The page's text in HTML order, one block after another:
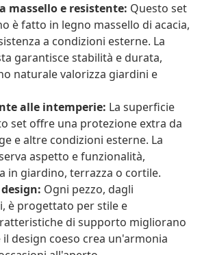
massello e resistente: Questo set
è fatto in legno massello di acacia,
a condizioni esterne. La
garantisce stabilità e durata,
naturale valorizza giardini e
alle intemperie: La superficie
set offre una protezione extra da
e altre condizioni esterne. La
aspetto e funzionalità,
in giardino, terrazza o cortile.
Ogni pezzo, dagli
è progettato per stile e
di supporto migliorano
design coeso crea un'armonia